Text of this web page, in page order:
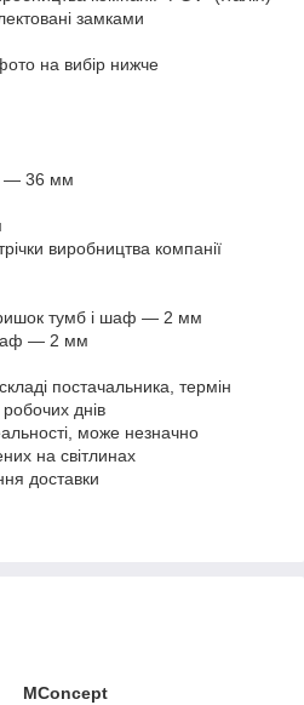
замками
на вибір нижче
— 36 мм
виробництва компанії
тумб і шаф — 2 мм
— 2 мм
постачальника, термін
днів
може незначно
на світлинах
доставки
MConcept